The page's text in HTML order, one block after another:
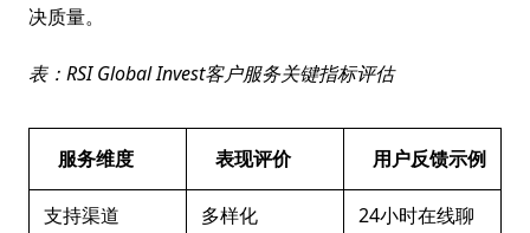
决质量。
表：RSI Global Invest客户服务关键指标评估
服务维度 表现评价 用户反馈示例
支持渠道 多样化
24小时在线聊